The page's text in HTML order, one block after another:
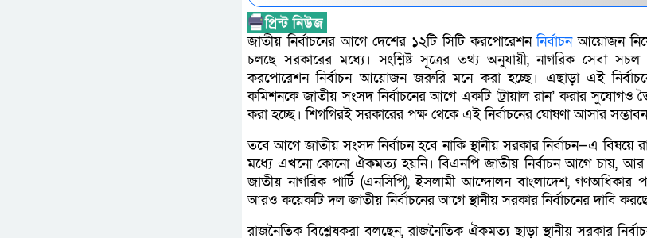
জাতীয় নির্বাচনের আগে দেশের ১২টি সিটি করপোরেশননির্বাচনআয়োজন
চলছে সরকারের মধ্যে। সংশ্লিষ্ট সূত্রের তথ্য অনুযায়ী, নাগরিক সেবা
করপোরেশন নির্বাচন আয়োজন জরুরি মনে করা হচ্ছে। এছাড়া এই
কমিশনকে জাতীয় সংসদ নির্বাচনের আগে একটি ‘ট্রায়াল রান’ করার সুযোগও
করা হচ্ছে। শিগগিরই সরকারের পক্ষ থেকে এই নির্বাচনের ঘোষণা আসার
তবে আগে জাতীয় সংসদ নির্বাচন হবে নাকি স্থানীয় সরকার নির্বাচন—এ
মধ্যে এখনো কোনো ঐকমত্য হয়নি। বিএনপি জাতীয় নির্বাচন আগে চায়, আর
জাতীয় নাগরিক পার্টি (এনসিপি), ইসলামী আন্দোলন বাংলাদেশ, গণঅধিকার
আরও কয়েকটি দল জাতীয় নির্বাচনের আগে স্থানীয় সরকার নির্বাচনের দাবি
রাজনৈতিক বিশ্লেষকরা বলছেন, রাজনৈতিক ঐকমত্য ছাড়া স্থানীয় সরকার